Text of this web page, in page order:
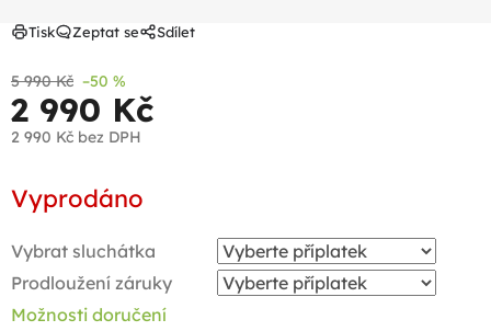
5 990 Kč –50 %
2 990 Kč
2 990 Kč bez DPH
cena:
Vyprodáno
Vybrat sluchátka
Prodloužení záruky
Možnosti doručení
Tisk Zeptat se Sdílet